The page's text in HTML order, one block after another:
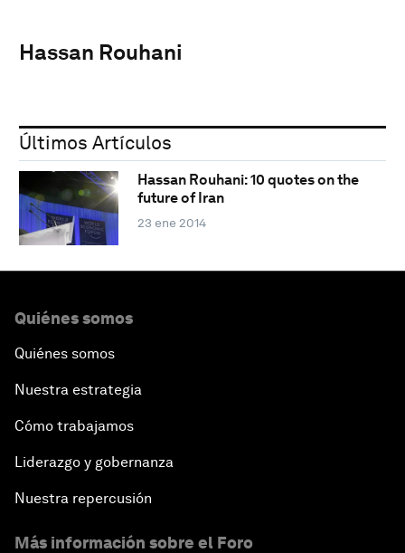
Hassan Rouhani
Últimos Artículos
Hassan Rouhani: 10 quotes on the
future of Iran
23 ene 2014
Quiénes somos
Quiénes somos
Nuestra estrategia
Cómo trabajamos
Liderazgo y gobernanza
Nuestra repercusión
Más información sobre el Foro